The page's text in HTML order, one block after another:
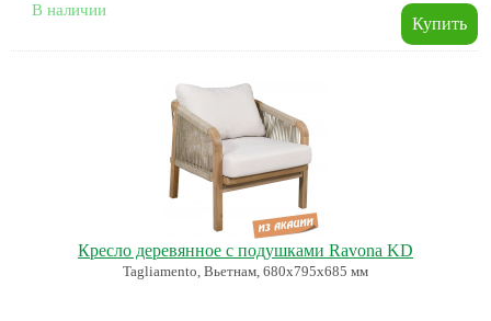
В наличии
Кресло деревянное с подушками Ravona KD
Tagliamento, Вьетнам, 680х795х685 мм